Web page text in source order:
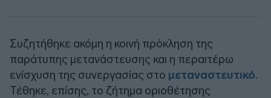
Συζητήθηκε ακόμη η κοινή πρόκληση της
παράτυπης μετανάστευσης και η περαιτέρω
ενίσχυση της συνεργασίας στο μεταναστευτικό.
Τέθηκε, επίσης, το ζήτημα οριοθέτησης